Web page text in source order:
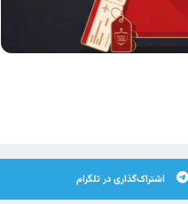
اشتراک‌گذاری در تلگرام